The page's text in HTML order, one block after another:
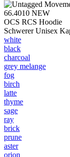
66.4010 NEW
OCS RCS Hoodie
Schwerer Unisex
white
black
charcoal
grey melange
fog
birch
latte
thyme
sage
ray
brick
prune
aster
orion